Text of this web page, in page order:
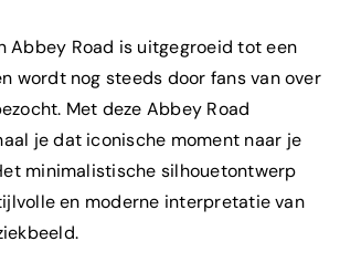
Abbey Road is uitgegroeid tot een
wordt nog steeds door fans van over
Met deze Abbey Road
je dat iconische moment naar je
minimalistische silhouetontwerp
en moderne interpretatie van